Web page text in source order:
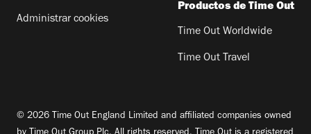
Administrar cookies
Productos de Time Out
Time Out Worldwide
Time Out Travel
© 2026 Time Out England Limited and affiliated companies owned